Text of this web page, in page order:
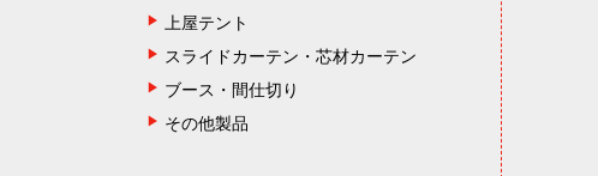
上屋テント
スライドカーテン・芯材カーテン
ブース・間仕切り
その他製品